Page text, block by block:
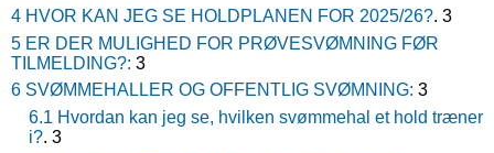
4 HVOR KAN JEG SE HOLDPLANEN FOR 2025/26?. 3
5 ER DER MULIGHED FOR PRØVESVØMNING FØR
TILMELDING?: 3
6 SVØMMEHALLER OG OFFENTLIG SVØMNING: 3
6.1 Hvordan kan jeg se, hvilken svømmehal et hold træner
i?. 3